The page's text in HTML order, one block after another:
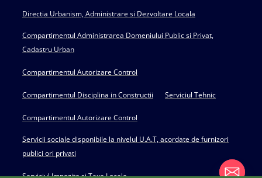
Directia Urbanism, Administrare si Dezvoltare Locala
Compartimentul Administrarea Domeniului Public si Privat,
Cadastru Urban
Compartimentul Autorizare Control
Compartimentul Disciplina in Constructii Serviciul Tehnic
Compartimentul Autorizare Control
Servicii sociale disponibile la nivelul U.A.T, acordate de furnizori
publici ori privati